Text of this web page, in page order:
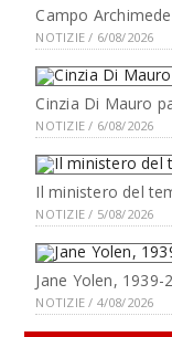
Campo
NOTIZIE / 6/08/2026
Cinzia Di Mauro
NOTIZIE / 6/08/2026
Il ministero del
NOTIZIE / 5/08/2026
Jane Yolen, 1939-
NOTIZIE / 4/08/2026